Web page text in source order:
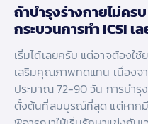
ถ้าบำรุงร่างกายไม่คร
กระบวนการทำ ICSI เ
เริ่มได้เลยครับ แต่อาจต้องใช้
เสริมคุณภาพทดแทน เนื่องจา
ประมาณ 72-90 วัน การบำรุ
ตั้งต้นที่สมบูรณ์ที่สุด แต่หากมี